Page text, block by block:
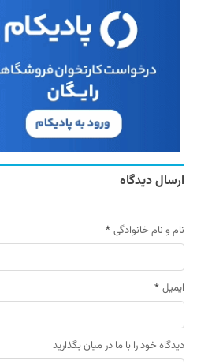
ارسال دیدگاه
نام و نام خانوادگی *
ایمیل *
دیدگاه خود را با ما در میان بگذارید